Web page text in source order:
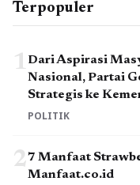
Terpopuler
1 Dari Aspirasi
Nasional, Partai
Strategis ke
POLITIK
27 Manfaat
Manfaat.co.id